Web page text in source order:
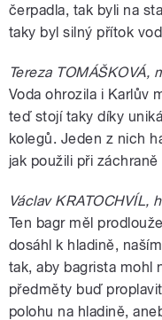
čerpadla, tak byli na
taky byl silný přítok
Tereza TOMÁŠKOVÁ,
Voda ohrozila i Karlův
teď stojí taky díky
kolegů. Jeden z nich
jak použili při
Václav KRATOCHVÍL,
Ten bagr měl
dosáhl k hladině,
tak, aby bagrista mohl
předměty buď
polohu na hladině,